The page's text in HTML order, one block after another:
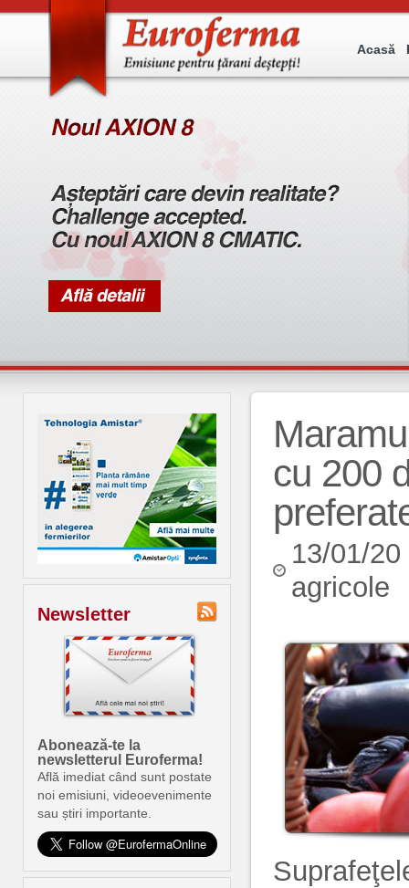
Acasă
Newsletter
Abonează-te la
newsletterul Euroferma!
Află imediat când sunt postate
noi emisiuni, videoevenimente
sau știri importante.
cu 200
13/01/
agricole